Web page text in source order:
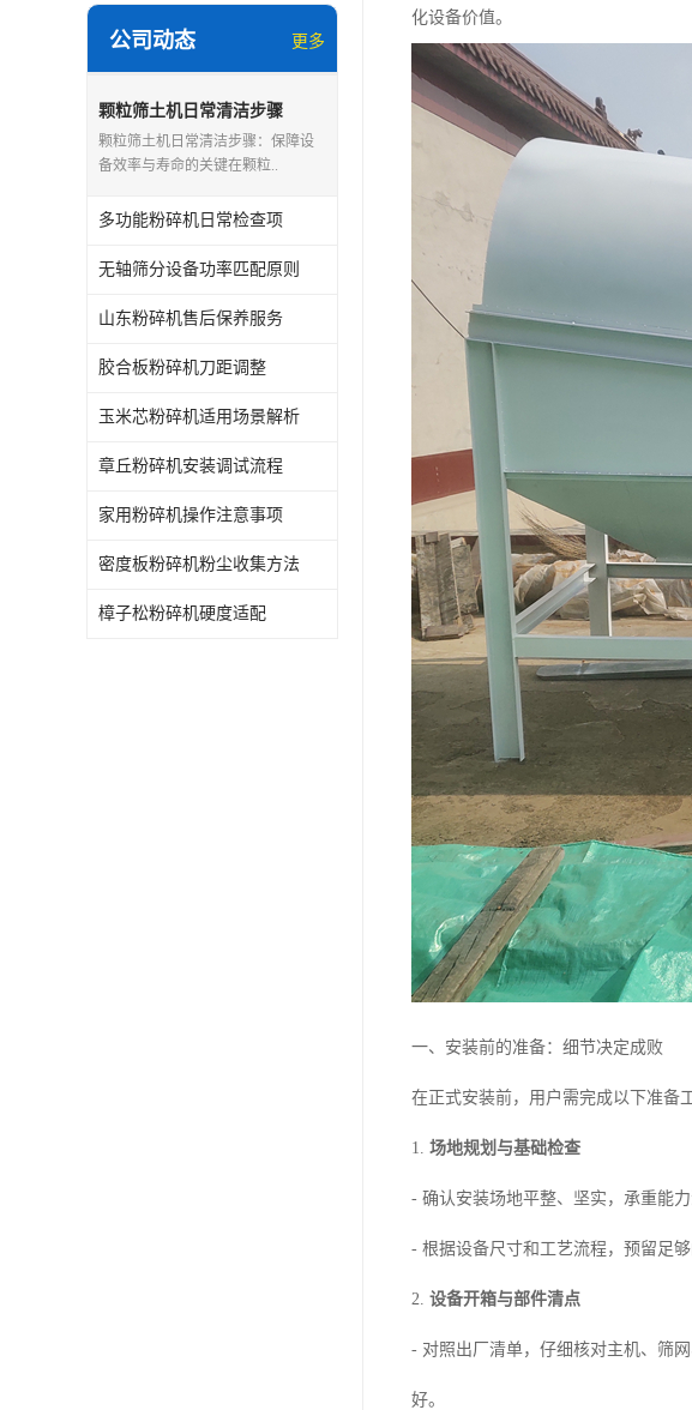
公司动态 更多
颗粒筛土机日常清洁步骤
颗粒筛土机日常清洁步骤：保障设
备效率与寿命的关键在颗粒..
多功能粉碎机日常检查项
无轴筛分设备功率匹配原则
山东粉碎机售后保养服务
胶合板粉碎机刀距调整
玉米芯粉碎机适用场景解析
章丘粉碎机安装调试流程
家用粉碎机操作注意事项
密度板粉碎机粉尘收集方法
樟子松粉碎机硬度适配
化设备价值。
一、安装前的准备：细节决定成败
在正式安装前，用户需完成以下准备
1. 场地规划与基础检查
- 确认安装场地平整、坚实，承重能
- 根据设备尺寸和工艺流程，预留足
2. 设备开箱与部件清点
- 对照出厂清单，仔细核对主机、筛
好。